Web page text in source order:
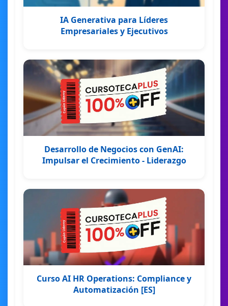
IA Generativa para Líderes
Empresariales y Ejecutivos
Desarrollo de Negocios con GenAI:
Impulsar el Crecimiento - Liderazgo
Curso AI HR Operations: Compliance y
Automatización [ES]